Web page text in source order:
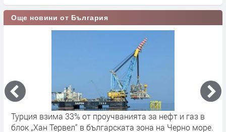
Още новини от България
Турция взима 33% от проучванията за нефт и газ в
блок „Хан Тервел“ в българската зона на Черно море.